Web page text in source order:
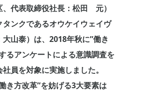
、代表取締役社長：松田 元）
タンクであるオウケイウェイヴ
山泰）は、2018年秋に”働き
るアンケートによる意識調査を
員を対象に実施しました。
き方改革”を妨げる3大要素は